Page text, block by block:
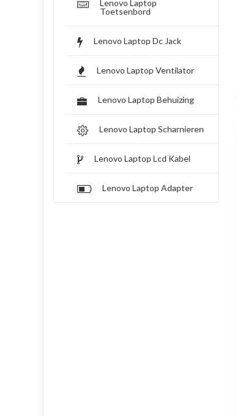
Lenovo Laptop
Toetsenbord
Lenovo Laptop Dc Jack
Lenovo Laptop Ventilator
Lenovo Laptop Behuizing
Lenovo Laptop Scharnieren
Lenovo Laptop Lcd Kabel
Lenovo Laptop Adapter